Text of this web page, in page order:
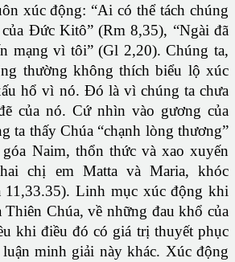
xúc động: “Ai có thể tách chúng
Đức Kitô” (Rm 8,35), “Ngài đã
mạng vì tôi” (Gl 2,20). Chúng ta,
thường không thích biểu lộ xúc
hổ vì nó. Đó là vì chúng ta chưa
của nó. Cứ nhìn vào gương của
ta thấy Chúa “chạnh lòng thương”
Naim, thổn thức và xao xuyến
chị em Matta và Maria, khóc
11,33.35). Linh mục xúc động khi
Chúa, về những đau khổ của
khi điều đó có giá trị thuyết phục
minh giải này khác. Xúc động